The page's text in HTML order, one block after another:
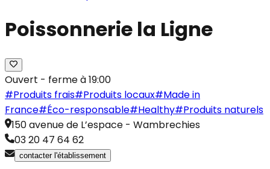
Poissonnerie la Ligne
Ouvert - ferme à 19:00
#Produits frais#Produits locaux#Made in
France#Éco-responsable#Healthy#Produits naturels
150 avenue de L’espace - Wambrechies
03 20 47 64 62
contacter l'établissement